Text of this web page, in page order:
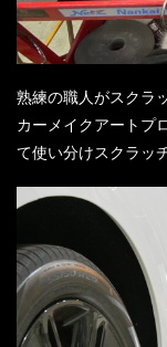
熟練の職人がスクラ
カーメイクアートプ
て使い分けスクラッ